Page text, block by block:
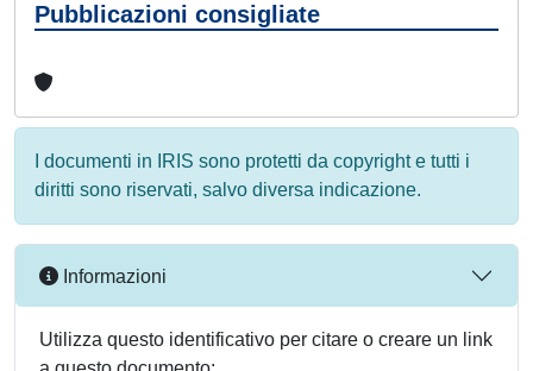
Pubblicazioni consigliate
I documenti in IRIS sono protetti da copyright e tutti i
diritti sono riservati, salvo diversa indicazione.
Informazioni
Utilizza questo identificativo per citare o creare un link